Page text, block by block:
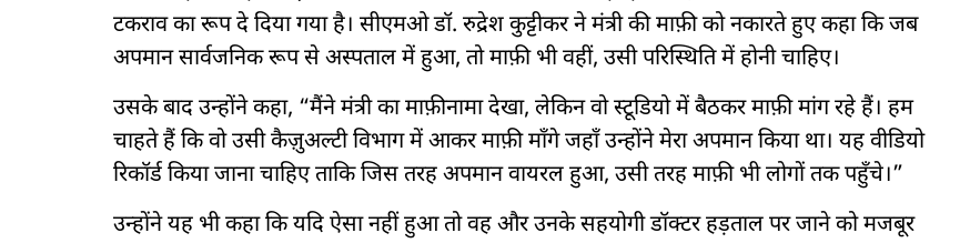
टकराव का रूप दे दिया गया है। सीएमओ डॉ. रुद्रेश कुट्टीकर ने मंत्री की माफ़ी को नकारते हुए कहा कि जब
अपमान सार्वजनिक रूप से अस्पताल में हुआ, तो माफ़ी भी वहीं, उसी परिस्थिति में होनी चाहिए।
उसके बाद उन्होंने कहा, “मैंने मंत्री का माफ़ीनामा देखा, लेकिन वो स्टूडियो में बैठकर माफ़ी मांग रहे हैं। हम
चाहते हैं कि वो उसी कैज़ुअल्टी विभाग में आकर माफ़ी माँगे जहाँ उन्होंने मेरा अपमान किया था। यह वीडियो
रिकॉर्ड किया जाना चाहिए ताकि जिस तरह अपमान वायरल हुआ, उसी तरह माफ़ी भी लोगों तक पहुँचे।”
उन्होंने यह भी कहा कि यदि ऐसा नहीं हुआ तो वह और उनके सहयोगी डॉक्टर हड़ताल पर जाने को मजबूर